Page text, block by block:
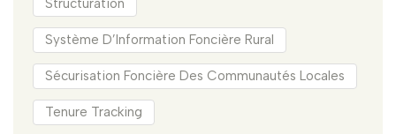
Structuration
Système D’Information Foncière Rural
Sécurisation Foncière Des Communautés Locales
Tenure Tracking